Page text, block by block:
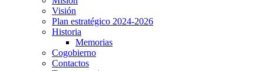
Visión
Plan estratégico 2024-2026
Historia
Memorias
Cogobierno
Contactos